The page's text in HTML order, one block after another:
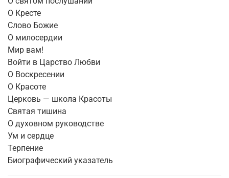
О Кресте
Слово Божие
О милосердии
Мир вам!
Войти в Царство Любви
О Воскресении
О Красоте
Церковь — школа Красоты
Святая тишина
О духовном руководстве
Ум и сердце
Терпение
Биографический указатель